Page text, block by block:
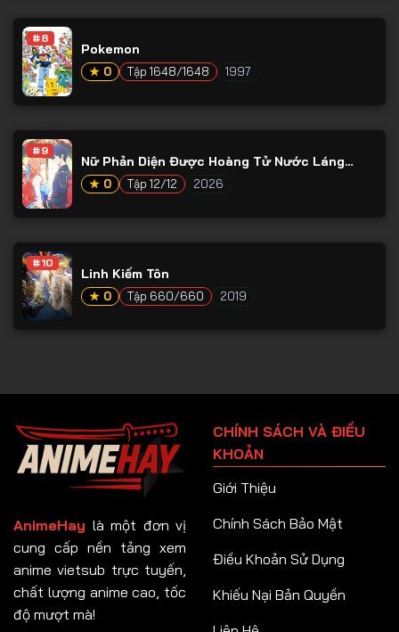
Tập 80
Tập 82
Tập 83
Tập 84
Tập 87
Tập 93
Tập 95
Tập 96
Tập 97
#8
Pokemon
★ 0 Tập 1648/1648 1997
#9
Nữ Phản Diện Được Hoàng Tử Nước Láng
Giềng Yêu Mến
★ 0 Tập 12/12 2026
#10
Linh Kiếm Tôn
★ 0 Tập 660/660 2019
AnimeHay là một đơn vị
cung cấp nền tảng xem
anime vietsub trực tuyến,
chất lượng anime cao, tốc
độ mượt mà!
CHÍNH SÁCH VÀ ĐIỀU
KHOẢN
Giới Thiệu
Chính Sách Bảo Mật
Điều Khoản Sử Dụng
Khiếu Nại Bản Quyền